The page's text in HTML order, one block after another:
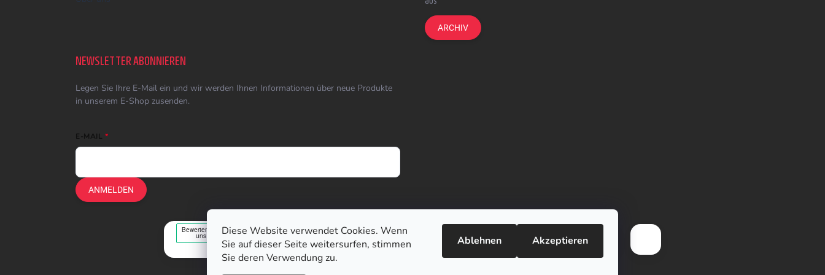
Diese Website verwendet Cookies. Wenn
Sie auf dieser Seite weitersurfen, stimmen
Sie deren Verwendung zu.
Ablehnen Akzeptieren
ARCHIV
NEWSLETTER ABONNIEREN
Legen Sie Ihre E-Mail ein und wir werden Ihnen Informationen über neue Produkte
in unserem E-Shop zusenden.
E-MAIL
ANMELDEN